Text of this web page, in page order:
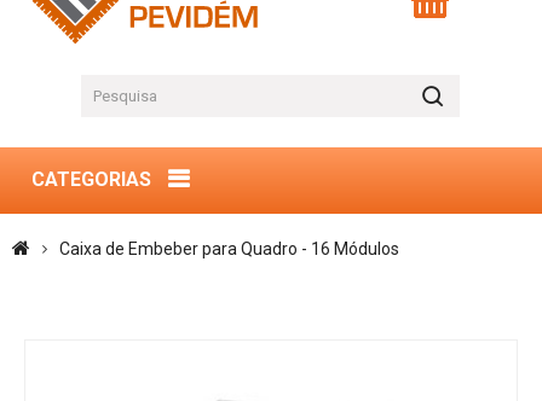
CATEGORIAS
Caixa de Embeber para Quadro - 16 Módulos